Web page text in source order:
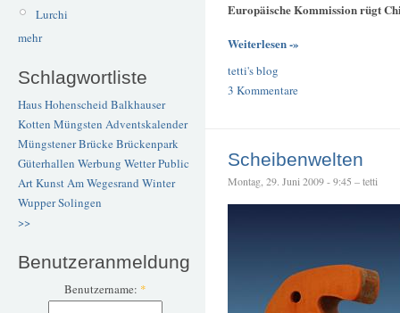
Lurchi
mehr
Schlagwortliste
Haus Hohenscheid Balkhauser
Kotten Müngsten Adventskalender
Müngstener BrückeBrückenpark
Güterhallen Werbung WetterPublic
ArtKunstAm Wegesrand Winter
WupperSolingen
>>
Benutzeranmeldung
Benutzername: *
Europäische Kommission rügt
Weiterlesen -»
tetti's blog
3 Kommentare
Scheibenwelten
Montag, 29. Juni 2009 - 9:45 – tetti